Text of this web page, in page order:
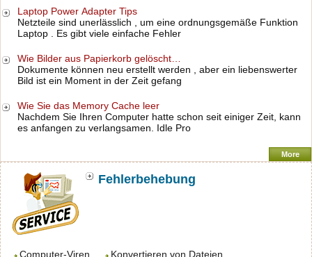
Laptop Power Adapter Tips
Netzteile sind unerlässlich , um eine ordnungsgemäße Funktion
Laptop . Es gibt viele einfache Fehler
Wie Bilder aus Papierkorb gelöscht…
Dokumente können neu erstellt werden , aber ein liebenswerter
Bild ist ein Moment in der Zeit gefang
Wie Sie das Memory Cache leer
Nachdem Sie Ihren Computer hatte schon seit einiger Zeit, kann
es anfangen zu verlangsamen. Idle Pro
More
Fehlerbehebung
Computer-Viren Konvertieren von Dateien